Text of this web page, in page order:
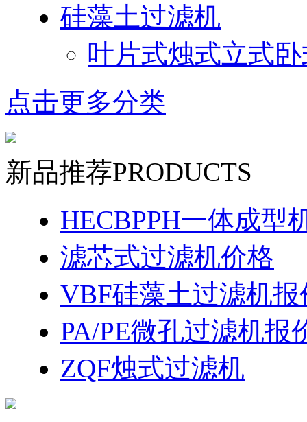
硅藻土过滤机
叶片式烛式立式
点击更多分类
新品推荐PRODUCTS
HECBPPH一体成型
滤芯式过滤机价格
VBF硅藻土过滤机报
PA/PE微孔过滤机报
ZQF烛式过滤机